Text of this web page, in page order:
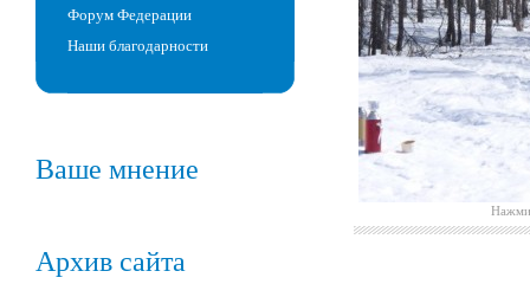
Форум Федерации
Наши благодарности
Ваше мнение
Архив сайта